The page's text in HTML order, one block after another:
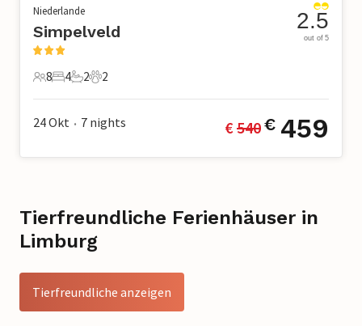
Niederlande
Simpelveld
8 Gäste
8
4 Schlafzimmer
4
2 Badezimmer
2
2 Haustiere
2
2.5
out of 5
24 Okt • 7 nights € 540€ 459
Tierfreundliche Ferienhäuser in
Limburg
Tierfreundliche anzeigen